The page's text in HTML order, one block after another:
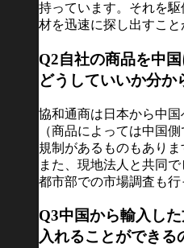
持っています。それを
材を迅速に探し出すこと
Q2自社の商品を中
どうしていいか分か
協和通商は日本から中
（商品によっては中国
規制があるものもありま
また、現地法人と共同
都市部での市場調査も行
Q3中国から輸入し
入れることができる